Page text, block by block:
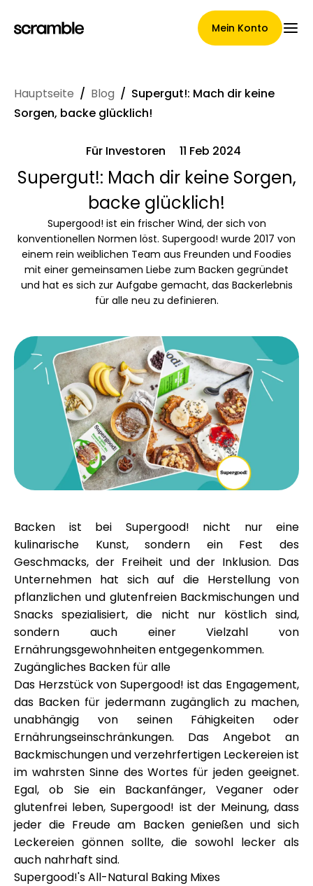
Mein Konto
Hauptseite
Konditionen der
Forderungsabtretung
Markengalerie
Markenauswahl
Rechner
Rundenverlauf
Kontaktieren Sie uns
Hilfe
Mein Konto
Finanzierung erhalten
ask@scrambleup.com
+372 712 2955
Hauptseite / Blog / Supergut!: Mach dir keine
Sorgen, backe glücklich!
Für Investoren 11 Feb 2024
Supergut!: Mach dir keine Sorgen,
backe glücklich!
Supergood! ist ein frischer Wind, der sich von
konventionellen Normen löst. Supergood! wurde 2017 von
einem rein weiblichen Team aus Freunden und Foodies
mit einer gemeinsamen Liebe zum Backen gegründet
und hat es sich zur Aufgabe gemacht, das Backerlebnis
für alle neu zu definieren.
Backen ist bei Supergood! nicht nur eine
kulinarische Kunst, sondern ein Fest des
Geschmacks, der Freiheit und der Inklusion. Das
Unternehmen hat sich auf die Herstellung von
pflanzlichen und glutenfreien Backmischungen und
Snacks spezialisiert, die nicht nur köstlich sind,
sondern auch einer Vielzahl von
Ernährungsgewohnheiten entgegenkommen.
Zugängliches Backen für alle
Das Herzstück von Supergood! ist das Engagement,
das Backen für jedermann zugänglich zu machen,
unabhängig von seinen Fähigkeiten oder
Ernährungseinschränkungen. Das Angebot an
Backmischungen und verzehrfertigen Leckereien ist
im wahrsten Sinne des Wortes für jeden geeignet.
Egal, ob Sie ein Backanfänger, Veganer oder
glutenfrei leben, Supergood! ist der Meinung, dass
jeder die Freude am Backen genießen und sich
Leckereien gönnen sollte, die sowohl lecker als
auch nahrhaft sind.
Supergood!'s All-Natural Baking Mixes